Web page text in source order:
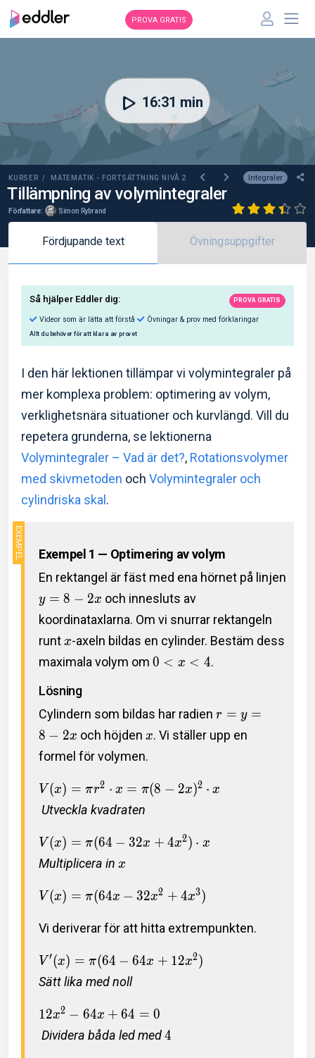
PROVA GRATIS
KURSER / MATEMATIK - FORTSÄTTNING NIVÅ 2 Integraler
Tillämpning av volymintegraler
Författare: Simon Rybrand
16:31 min
Fördjupande text Övningsuppgifter
Så hjälper Eddler dig:
Videor som är lätta att förstå Övningar & prov med
Allt du behöver för att klara av provet
I den här lektionen tillämpar vi volymintegraler på
mer komplexa problem: optimering av volym,
verklighetsnära situationer och kurvlängd. Vill du
repetera grunderna, se lektionerna
Volymintegraler – Vad är det?, Rotationsvolymer
med skivmetoden och Volymintegraler och
cylindriska skal .
Exempel 1 — Optimering av volym
En rektangel är fäst med ena hörnet på linjen
y = 8 − 2x och innesluts av
koordinataxlarna. Om vi snurrar rektangeln
runt x-axeln bildas en cylinder. Bestäm dess
maximala volym om 0 < x < 4.
Lösning
Cylindern som bildas har radien r = y =
8 − 2x och höjden x. Vi ställer upp en
formel för volymen.
V (x) = πr2 ⋅ x = π(8 − 2x)2 ⋅ x
Utveckla kvadraten
V (x) = π(64 − 32x + 4x2) ⋅ x
Multiplicera in x
V (x) = π(64x − 32x2 + 4x3)
Vi deriverar för att hitta extrempunkten.
V ′(x) = π(64 − 64x + 12x2)
Sätt lika med noll
12x2 − 64x + 64 = 0
Dividera båda led med4